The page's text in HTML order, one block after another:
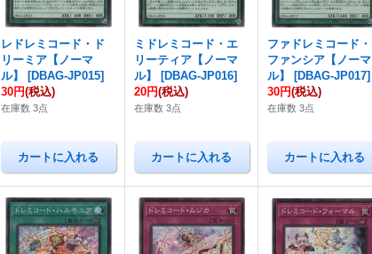
レドレミコード・ド
リーミア【ノーマ
ル】
[DBAG-JP015]
30円(税込)
在庫数 3点
ミドレミコード・エ
リーティア【ノーマ
ル】
[DBAG-JP016]
20円(税込)
在庫数 3点
ファドレミコード・
ファンシア【ノーマ
ル】
[DBAG-JP017]
30円(税込)
在庫数 3点